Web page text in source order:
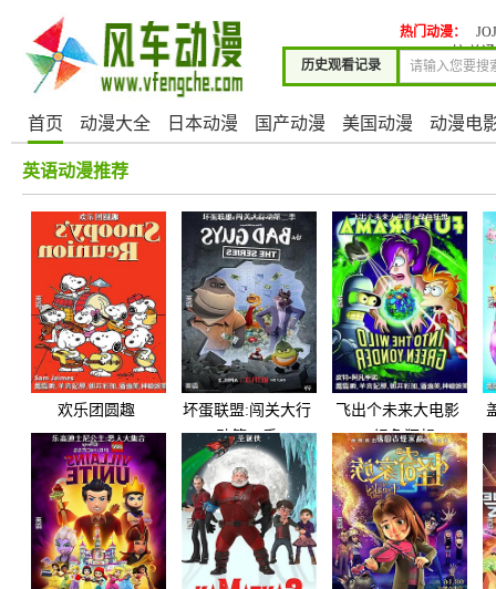
历史观看记录
热门动漫：
护 普
首页 动漫大全 日本动漫 国产动漫 美国动漫 动漫电
英语动漫推荐
欢乐团圆趣
坏蛋联盟:闯关大行
动第二季
飞出个未来大电影
4:绿色狂想